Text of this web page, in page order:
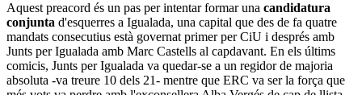
Aquest preacord és un pas per intentar formar una candidatura
conjunta d'esquerres a Igualada, una capital que des de fa quatre
mandats consecutius està governat primer per CiU i després amb
Junts per Igualada amb Marc Castells al capdavant. En els últims
comicis, Junts per Igualada va quedar-se a un regidor de majoria
absoluta -va treure 10 dels 21- mentre que ERC va ser la força que